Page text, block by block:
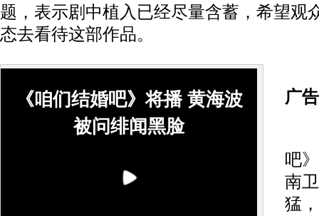
题，表示剧中植入已经尽量含蓄，希望观
态去看待这部作品。
《咱们结婚吧》将播 黄海波
被问绯闻黑脸
广
吧
南
猛